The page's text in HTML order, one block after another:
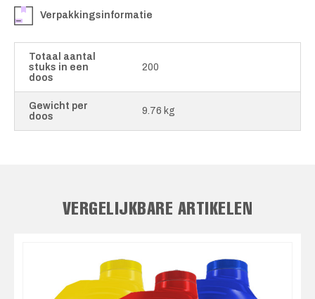
Verpakkingsinformatie
Totaal aantal
stuks in een
doos
200
Gewicht per
doos
9.76 kg
VERGELIJKBARE ARTIKELEN